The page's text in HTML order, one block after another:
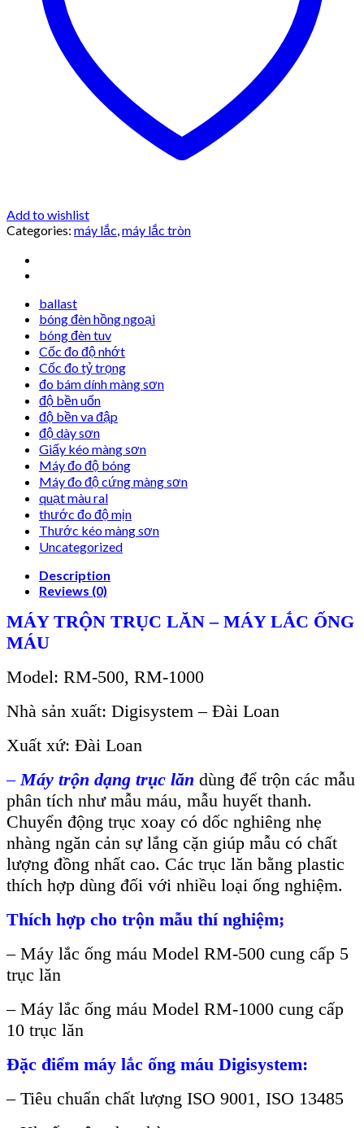
Add to wishlist
Categories: máy lắc,máy lắc tròn
ballast
bóng đèn hồng ngoại
bóng đèn tuv
Cốc đo độ nhớt
Cốc đo tỷ trọng
đo bám dính màng sơn
độ bền uốn
độ bền va đập
độ dày sơn
Giấy kéo màng sơn
Máy đo độ bóng
Máy đo độ cứng màng sơn
quạt màu ral
thước đo độ mịn
Thước kéo màng sơn
Uncategorized
Description
Reviews (0)
MÁY TRỘN TRỤC LĂN – MÁY LẮC ỐNG
MÁU
Model: RM-500, RM-1000
Nhà sản xuất: Digisystem – Đài Loan
Xuất xứ: Đài Loan
–Máy trộn dạng trục lăn dùng để trộn các mẫu
phân tích như mẫu máu, mẫu huyết thanh.
Chuyển động trục xoay có dốc nghiêng nhẹ
nhàng ngăn cản sự lắng cặn giúp mẫu có chất
lượng đồng nhất cao. Các trục lăn bằng plastic
thích hợp dùng đối với nhiều loại ống nghiệm.
Thích hợp cho trộn mẫu thí nghiệm;
– Máy lắc ống máu Model RM-500 cung cấp 5
trục lăn
– Máy lắc ống máu Model RM-1000 cung cấp
10 trục lăn
Đặc điểm máy lắc ống máu Digisystem:
– Tiêu chuẩn chất lượng ISO 9001, ISO 13485